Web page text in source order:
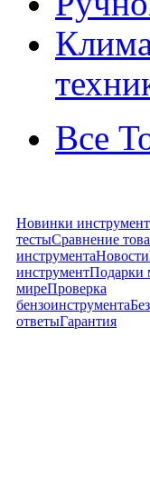
Все
Новинки
тестыСравнение
инструментаНовости
инструментПодарки
миреПроверка
бензоинструмента
ответыГарантия